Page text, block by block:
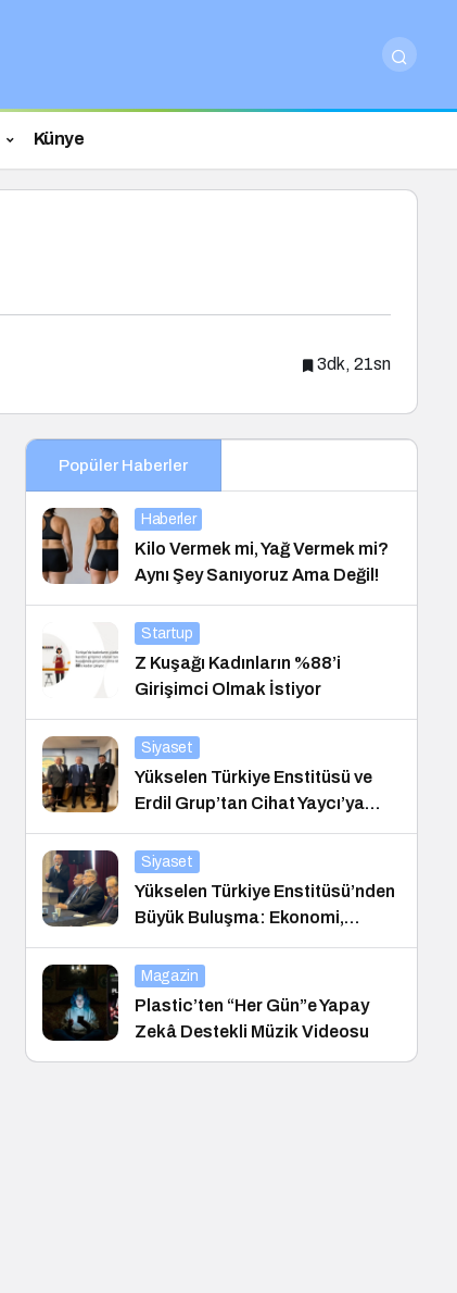
Künye
3dk, 21sn
Popüler Haberler
Haberler
Kilo Vermek mi, Yağ Vermek mi?
Aynı Şey Sanıyoruz Ama Değil!
Startup
Z Kuşağı Kadınların %88’i
Girişimci Olmak İstiyor
Siyaset
Yükselen Türkiye Enstitüsü ve
Erdil Grup’tan Cihat Yaycı’ya
Anlamlı Ziyaret
Siyaset
Yükselen Türkiye Enstitüsü’nden
Büyük Buluşma: Ekonomi,
Güvenlik Politikaları ve Hukuk
Konferansı
Magazin
Plastic’ten “Her Gün”e Yapay
Zekâ Destekli Müzik Videosu